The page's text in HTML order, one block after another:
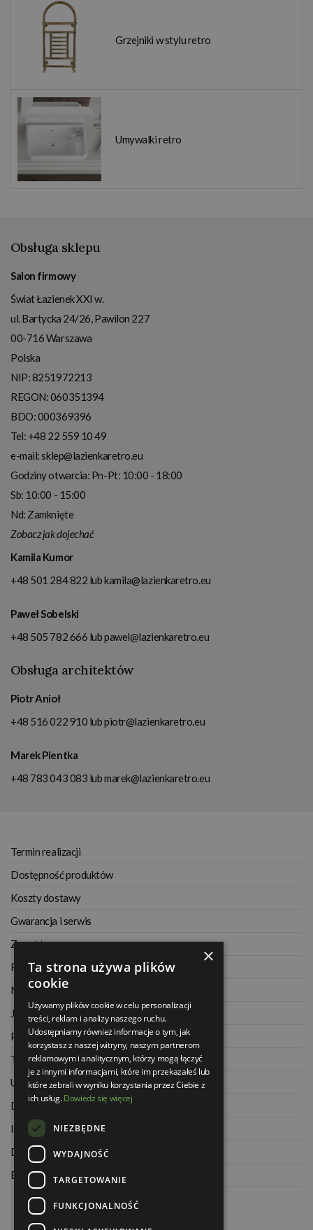
Grzejniki w stylu retro
Umywalki retro
Obsługa sklepu
Salon firmowy
Świat Łazienek XXI w.
ul. Bartycka 24/26, Pawilon 227
00-716Warszawa
Polska
NIP:8251972213
REGON: 060351394
BDO: 000369396
Tel: +48 22 559 10 49
e-mail:sklep@lazienkaretro.eu
Godziny otwarcia: Pn-Pt: 10:00 - 18:00
Sb: 10:00 - 15:00
Nd: Zamknięte
Zobacz jak dojechać
Kamila Kumor
+48 501 284 822 lubkamila@lazienkaretro.eu
Paweł Sobelski
+48 505 782 666 lubpawel@lazienkaretro.eu
Obsługa architektów
Piotr Anioł
+48 516 022 910 lubpiotr@lazienkaretro.eu
Marek Pientka
+48 783 043 083 lubmarek@lazienkaretro.eu
Termin realizacji
Dostępność produktów
Koszty dostawy
Gwarancja i serwis
Zwrot towaru
Regulamin
Najczęściej zadawane pytania
Jak kupować na raty
Polityka prywatności
Twoje zamówienia
Ustawienia konta
Dane kontaktowe
Informacje o firmie
Dla architektów
Blog
×
Ta strona używa plików
cookie
Używamy plików cookie w celu personalizacji
treści, reklam i analizy naszego ruchu.
Udostępniamy również informacje o tym, jak
korzystasz z naszej witryny, naszym partnerom
reklamowym i analitycznym, którzy mogą łączyć
je z innymi informacjami, które im przekazałeś lub
które zebrali w wyniku korzystania przez Ciebie z
ich usług.Dowiedz się więcej
NIEZBĘDNE
WYDAJNOŚĆ
TARGETOWANIE
FUNKCJONALNOŚĆ